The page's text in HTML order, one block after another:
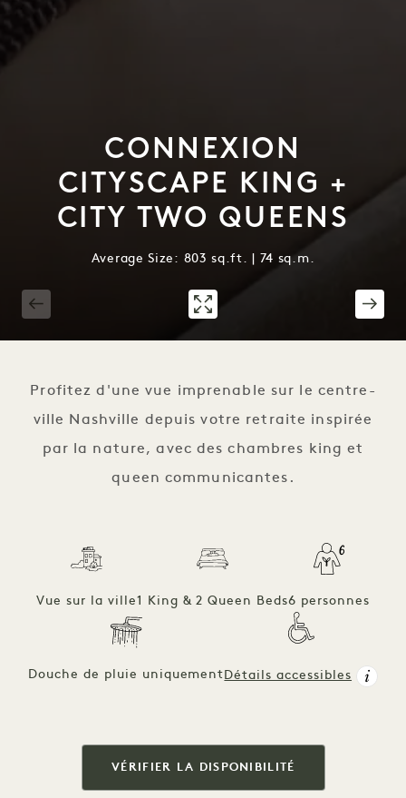
CONNEXION
CITYSCAPE KING +
CITY TWO QUEENS
Average Size: 803 sq.ft. | 74 sq.m.
Profitez d'une vue imprenable sur le centre-
ville Nashville depuis votre retraite inspirée
par la nature, avec des chambres king et
queen communicantes.
Vue sur la ville1 King & 2 Queen Beds6 personnes
Douche de pluie uniquement Détails accessibles
VÉRIFIER LA DISPONIBILITÉ